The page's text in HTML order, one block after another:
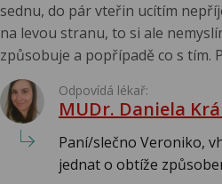
sednu, do pár vteřin ucítím
na levou stranu, to si ale
způsobuje a popřípadě co s tím.
Odpovídá lékař:
MUDr. Daniela
Paní/slečno Veroniko,
jednat o obtíže